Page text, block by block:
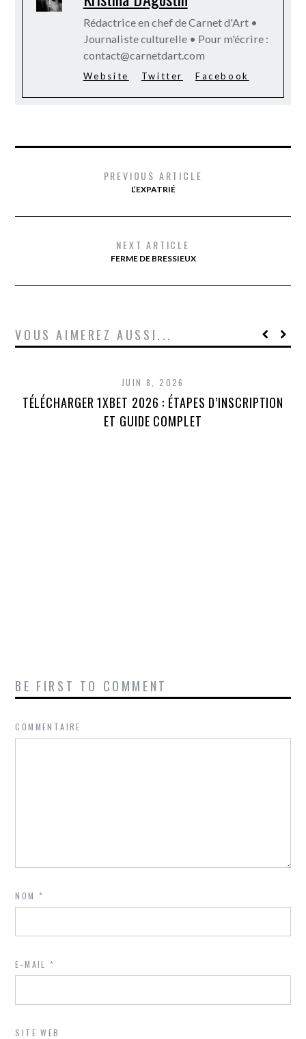
Rédactrice en chef de Carnet d'Art •
Journaliste culturelle • Pour m'écrire :
contact@carnetdart.com
Website Twitter Facebook
PREVIOUS ARTICLE
L’EXPATRIÉ
NEXT ARTICLE
FERME DE BRESSIEUX
VOUS AIMEREZ AUSSI...
JUIN 8, 2026
TÉLÉCHARGER 1XBET 2026 : ÉTAPES D’INSCRIPTION
ET GUIDE COMPLET
BE FIRST TO COMMENT
COMMENTAIRE
NOM*
E-MAIL*
SITE WEB